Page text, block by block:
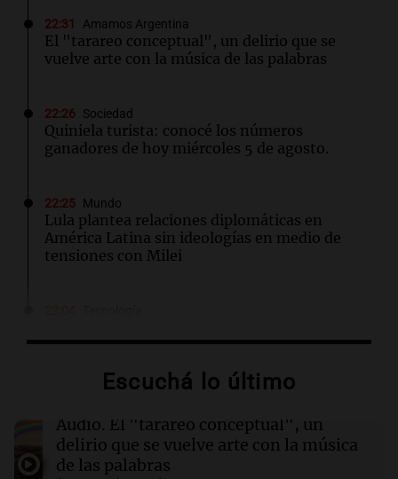
22:31 Amamos Argentina
El "tarareo conceptual", un delirio que se
vuelve arte con la música de las palabras
22:26 Sociedad
Quiniela turista: conocé los números
ganadores de hoy miércoles 5 de agosto.
22:25 Mundo
Lula plantea relaciones diplomáticas en
América Latina sin ideologías en medio de
tensiones con Milei
X tras un año en el cargo
Descuentos de hasta $400 en entradas para
TechCrunch Disrupt 2026 hasta el viernes
Escuchá lo último
Audio. El "tarareo conceptual", un
delirio que se vuelve arte con la música
de las palabras